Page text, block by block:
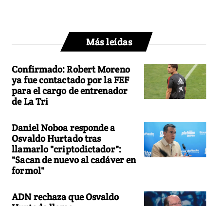
Más leídas
Confirmado: Robert Moreno
ya fue contactado por la FEF
para el cargo de entrenador
de La Tri
Daniel Noboa responde a
Osvaldo Hurtado tras
llamarlo "criptodictador":
"Sacan de nuevo al cadáver en
formol"
ADN rechaza que Osvaldo